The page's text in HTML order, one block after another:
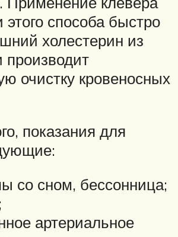
способа быстро
холестерин из
производит
очистку кровеносных
показания для
со сном, бессонница;
артериальное